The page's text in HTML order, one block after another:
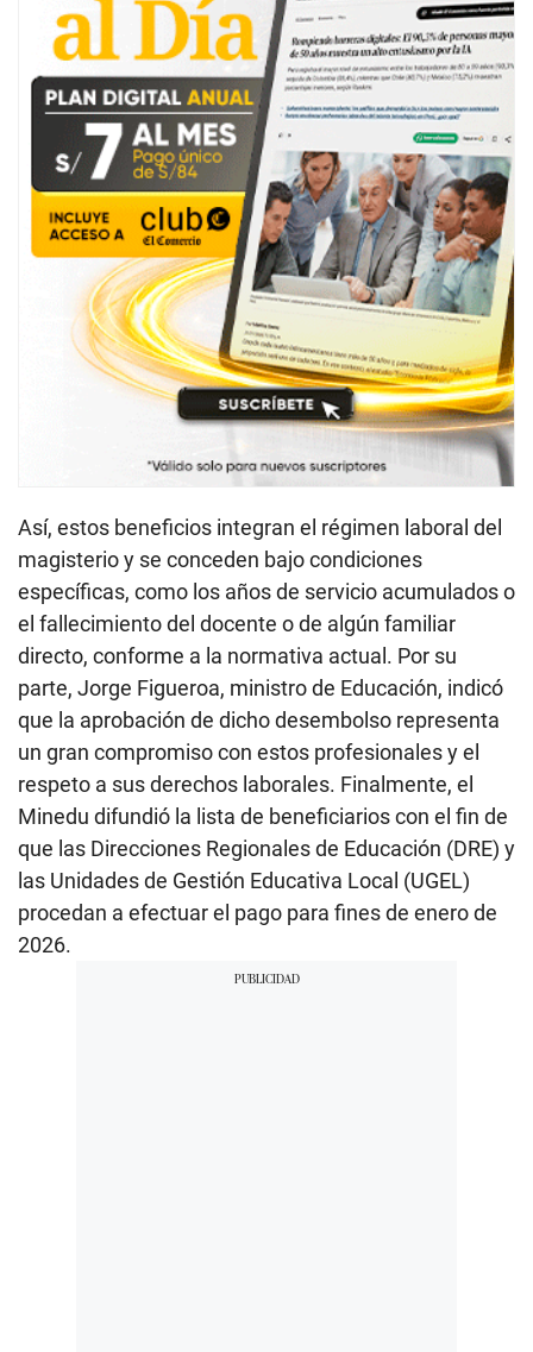
Así, estos beneficios integran el régimen laboral del
magisterio y se conceden bajo condiciones
específicas, como los años de servicio acumulados o
el fallecimiento del docente o de algún familiar
directo, conforme a la normativa actual. Por su
parte, Jorge Figueroa, ministro de Educación, indicó
que la aprobación de dicho desembolso representa
un gran compromiso con estos profesionales y el
respeto a sus derechos laborales. Finalmente, el
Minedu difundió la lista de beneficiarios con el fin de
que las Direcciones Regionales de Educación (DRE) y
las Unidades de Gestión Educativa Local (UGEL)
procedan a efectuar el pago para fines de enero de
2026.